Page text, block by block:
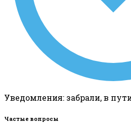
Уведомления: забрали, в
Частые вопросы